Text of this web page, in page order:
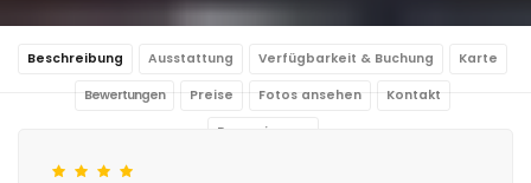
Beschreibung Ausstattung Verfügbarkeit & Buchung Karte
Bewertungen Preise Fotos ansehen Kontakt
Reservierung